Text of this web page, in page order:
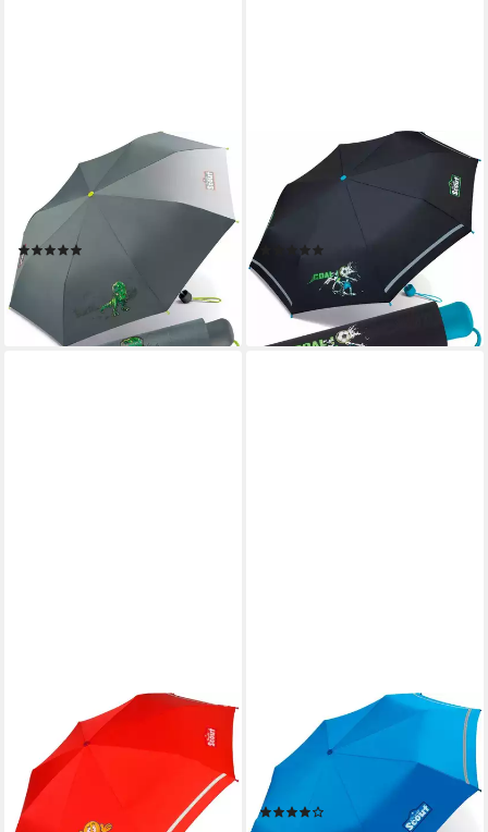
Taschenregenschirm Mini
Kinderschirm Basic
reflektierend bedruckt, leicht
ab 19,99 €
lieferbar - in 2-3 Werktagen bei dir
Taschenregenschirm Mini
Kinderschirm Basic
reflektierend bedruckt, leicht
19,99 € UVP22,99 €
-13%
lieferbar - in 2-3 Werktagen bei dir
Taschenregenschirm Mini
Kinderschirm reflektierend
bedruckt, extra leicht für
Kinder gemacht
Taschenregenschirm Mini
Kinderschirm Basic
reflektierend, leicht